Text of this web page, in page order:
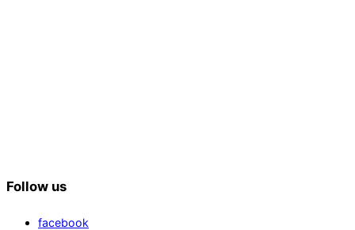
Follow us
facebook